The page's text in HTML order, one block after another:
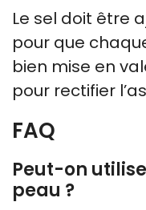
Le sel doit être
pour que
bien mise en
pour rectifier
FAQ
Peut-on
peau ?